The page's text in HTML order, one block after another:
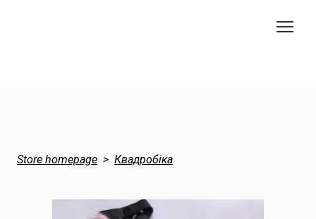
Store homepage Квадробіка